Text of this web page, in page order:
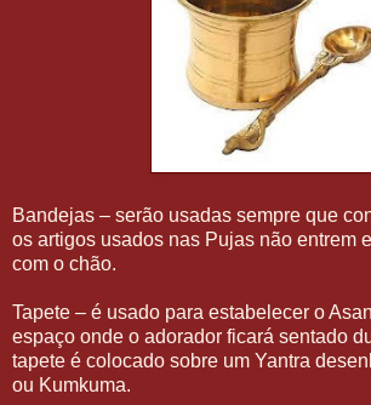
Bandejas – serão usadas sempre que
os artigos usados nas Pujas não entrem
com o chão.
Tapete – é usado para estabelecer o
espaço onde o adorador ficará sentado
tapete é colocado sobre um Yantra
ou Kumkuma.